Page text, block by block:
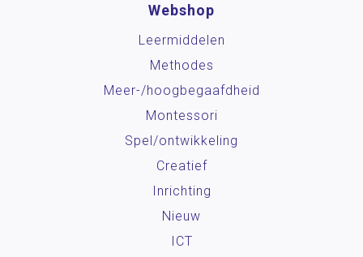
Webshop
Leermiddelen
Methodes
Meer-/hoog­begaafdheid
Montessori
Spel/ontwikkeling
Creatief
Inrichting
Nieuw
ICT